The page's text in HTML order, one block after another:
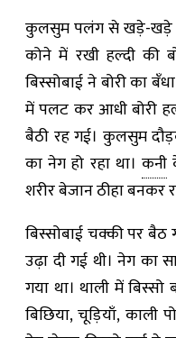
कुलसुम पलंग से खड़े-खड़े
कोने में रखी हल्दी की
बिस्सोबाई ने बोरी का
में पलट कर आधी बोरी
बैठी रह गई। कुलसुम
का नेग हो रहा था।कनी
शरीर बेजान ठीहा बनकर
बिस्सोबाई चक्की पर बैठ
उढ़ा दी गई थी। नेग का
गया था। थाली में बिस्सो
बिछिया, चूड़ियाँ, काली